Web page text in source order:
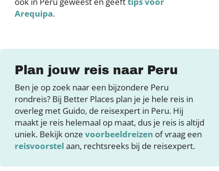
Arequipa.
Plan jouw reis naar Peru
Ben je op zoek naar een bijzondere Peru
rondreis? Bij Better Places plan je je hele reis in
overleg met Guido, de reisexpert in Peru. Hij
maakt je reis helemaal op maat, dus je reis is altijd
uniek. Bekijk onze voorbeeldreizen of vraag een
reisvoorstel aan, rechtsreeks bij de reisexpert.